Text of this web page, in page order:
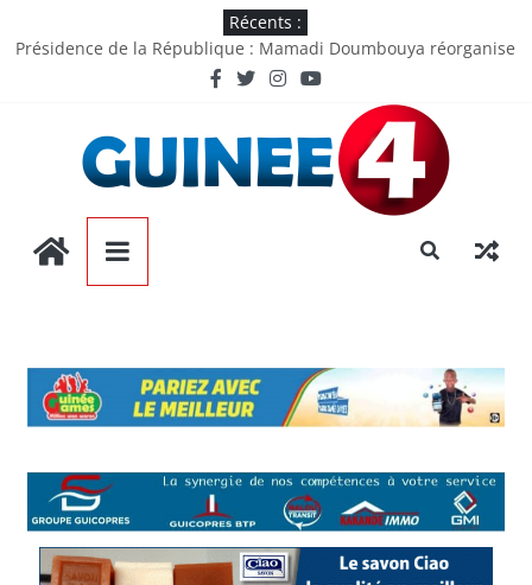
Récents :
Installation de Djénabou Touré au MATD : « Je viens pour
écouter, travailler et servir la Nation »
Présidence de la République : Mamadi Doumbouya réorganise
son entourage et nomme plusieurs hauts responsables
Discours du President de l’Assemblée Nationale Dr Dansa
KOUROUMA pour la première plénière extraordinaire
Port Autonome de Conakry : une première historique,
Mamadi Doumbouya met le cap sur la Grèce pour un congé